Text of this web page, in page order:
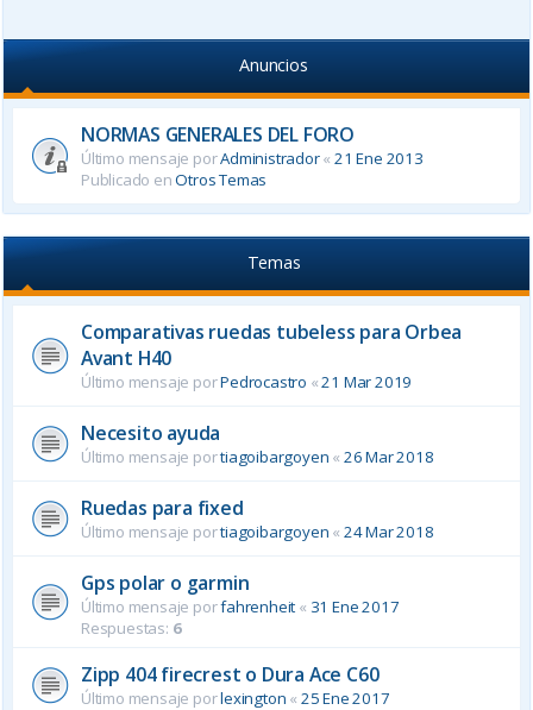
Anuncios
NORMAS GENERALES DEL FORO
Último mensaje porAdministrador«21 Ene 2013
Publicado enOtros Temas
Temas
Comparativas ruedas tubeless para Orbea
Avant H40
Último mensaje porPedrocastro «21 Mar 2019
Necesito ayuda
Último mensaje portiagoibargoyen « 26 Mar 2018
Ruedas para fixed
Último mensaje portiagoibargoyen « 24 Mar 2018
Gps polar o garmin
Último mensaje porfahrenheit « 31 Ene 2017
Respuestas: 6
Zipp 404 firecrest o Dura Ace C60
Último mensaje porlexington « 25 Ene 2017